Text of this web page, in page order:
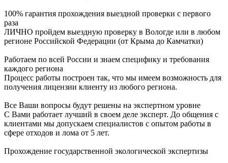
100% гарантия прохождения выездной проверки с первого
раза
ЛИЧНО пройдем выездную проверку в Вологде или в любом
регионе Российской Федерации (от Крыма до Камчатки)
Работаем по всей России и знаем специфику и требования
каждого региона
Процесс работы построен так, что мы имеем возможность для
получения лицензии клиенту из любого региона.
Все Ваши вопросы будут решены на экспертном уровне
С Вами работает лучший в своем деле эксперт. До общения с
клиентами мы допускаем специалистов с опытом работы в
сфере отходов и лома от 5 лет.
Прохождение государственной экологической экспертизы